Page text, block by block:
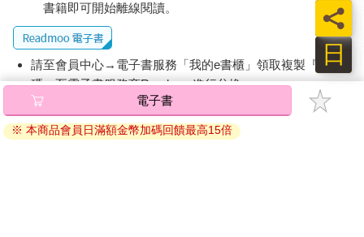
書籍即可開始離線閱讀。
請至會員中心→電子書服務「我的e書櫃」領取複製『兌換
碼』至電子書服務商Readmoo進行兌換。
退換貨須知：
因版權保護，您在金石堂所購買的電子書僅能以金石堂專屬
電子書
※ 本商品會員日滿額金幣加碼回饋最高15倍
日
員